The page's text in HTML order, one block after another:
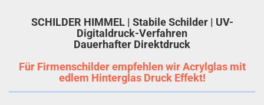
SCHILDER HIMMEL | Stabile Schilder | UV-
Digitaldruck-Verfahren
Dauerhafter Direktdruck
Für Firmenschilder empfehlen wir Acrylglas mit
edlem Hinterglas Druck Effekt!